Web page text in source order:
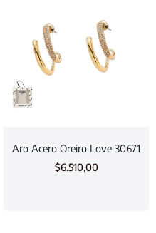
Aro Acero Oreiro Love 30671
$6.510,00